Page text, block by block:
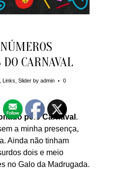
DO CARNAVAL
Links Slider by admin 0
pelo Carnaval .
a minha presença,
Ainda não tinham
dois e meio
no Galo da Madrugada.